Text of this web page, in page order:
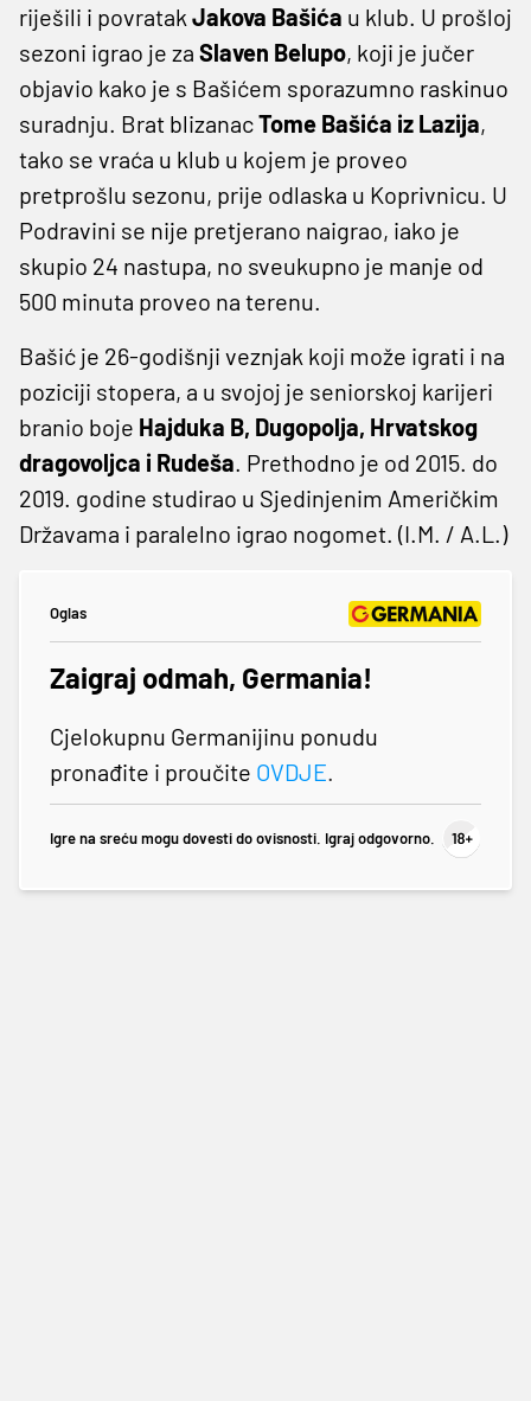
riješili i povratak Jakova Bašića u klub. U prošloj
sezoni igrao je za Slaven Belupo, koji je jučer
objavio kako je s Bašićem sporazumno raskinuo
suradnju. Brat blizanacTome Bašića iz Lazija,
tako se vraća u klub u kojem je proveo
pretprošlu sezonu, prije odlaska u Koprivnicu. U
Podravini se nije pretjerano naigrao, iako je
skupio 24 nastupa, no sveukupno je manje od
500 minuta proveo na terenu.
Bašić je 26-godišnji veznjak koji može igrati i na
poziciji stopera, a u svojoj je seniorskoj karijeri
branio boje Hajduka B, Dugopolja, Hrvatskog
dragovoljca i Rudeša. Prethodno je od 2015. do
2019. godine studirao u Sjedinjenim Američkim
Državama i paralelno igrao nogomet. (I.M. / A.L.)
Oglas
Zaigraj odmah, Germania!
Cjelokupnu Germanijinu ponudu
pronađite i proučite OVDJE.
Igre na sreću mogu dovesti do ovisnosti. Igraj odgovorno.